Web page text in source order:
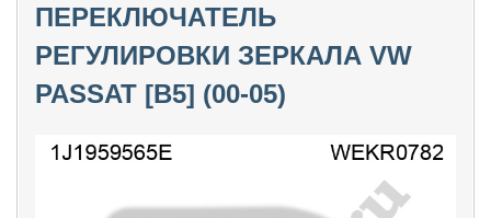
ПЕРЕКЛЮЧАТЕЛЬ
РЕГУЛИРОВКИ ЗЕРКАЛА VW
PASSAT [B5] (00-05)